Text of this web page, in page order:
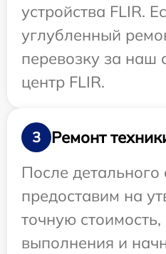
устройства FLIR.
углубленный
перевозку за наш
центр FLIR.
3
Ремонт
После
предоставим на
точную стоимость,
выполнения и